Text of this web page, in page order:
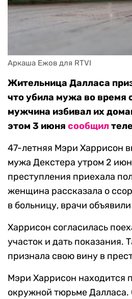
Аркаша Ежов для RTVI
Жительница Далласа
что убила мужа во время
мужчина избивал их
этом 3 июня сообщил
47-летняя Мэри Харрисон
мужа Декстера утром 2
преступления приехала
женщина рассказала о
в больницу, врачи
Харрисон согласилась
участок и дать показания.
признала свою вину в
Мэри Харрисон находится
окружной тюрьме